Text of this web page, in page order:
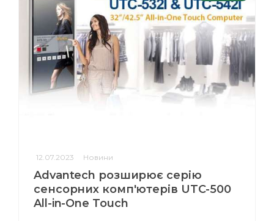
12.07.2023 Новини
Advantech розширює серію
сенсорних комп'ютерів UTC-500
All-in-One Touch